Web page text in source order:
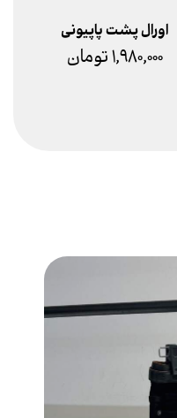
اورال پشت پاپیونی
۱,۹۸۰,۰۰۰ تومان